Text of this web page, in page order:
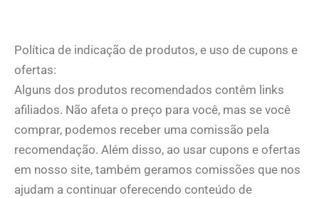
Política de indicação de produtos, e uso de cupons e
ofertas:
Alguns dos produtos recomendados contêm links
afiliados. Não afeta o preço para você, mas se você
comprar, podemos receber uma comissão pela
recomendação. Além disso, ao usar cupons e ofertas
em nosso site, também geramos comissões que nos
ajudam a continuar oferecendo conteúdo de